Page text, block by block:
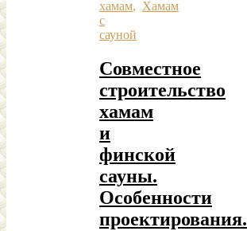
хамам, Хамам
с
сауной
Совместное
строительство
хамам
и
финской
сауны.
Особенности
проектирования.